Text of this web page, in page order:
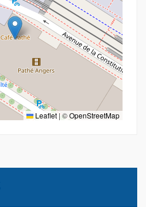
Leaflet |©OpenStreetMap